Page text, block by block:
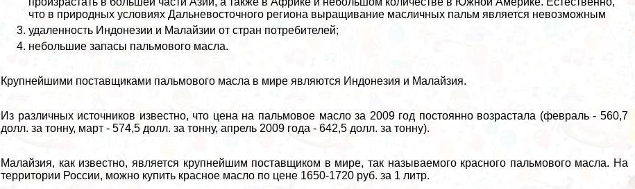
что в природных условиях Дальневосточного региона выращивание масличных пальм является невозможным
удаленность Индонезии и Малайзии от стран потребителей;
небольшие запасы пальмового масла.
Крупнейшими поставщиками пальмового масла в мире являются Индонезия и Малайзия.
Из различных источников известно, что цена на пальмовое масло за 2009 год постоянно возрастала (февраль - 560,7
долл. за тонну, март - 574,5 долл. за тонну, апрель 2009 года - 642,5 долл. за тонну).
Малайзия, как известно, является крупнейшим поставщиком в мире, так называемого красного пальмового масла. На
территории России, можно купить красное масло по цене 1650-1720 руб. за 1 литр.